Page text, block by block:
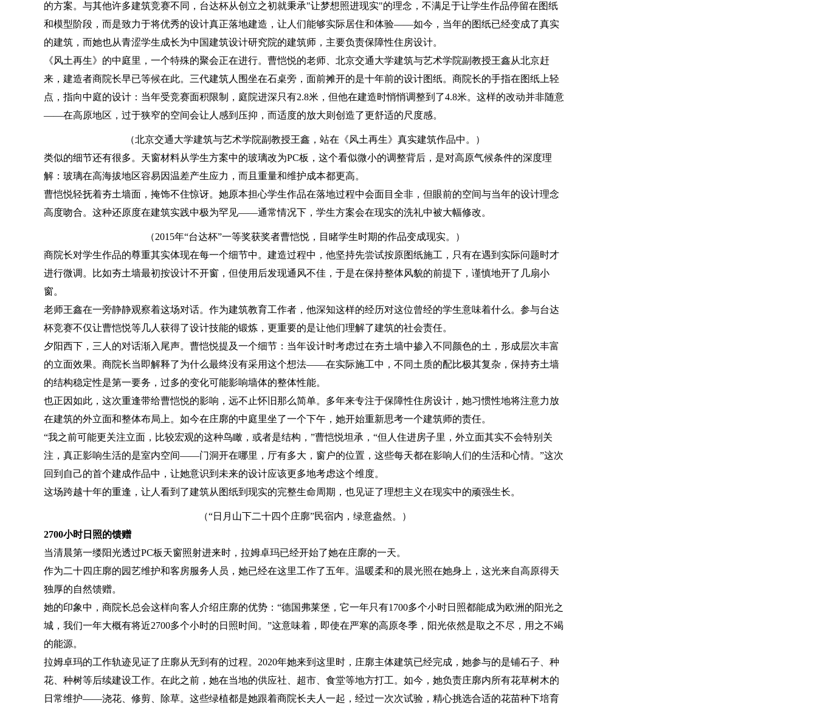
的方案。与其他许多建筑竞赛不同，台达杯从创立之初就秉承"让梦想照进现实"的理念，不满足于让学生作品停留在图纸
和模型阶段，而是致力于将优秀的设计真正落地建造，让人们能够实际居住和体验——如今，当年的图纸已经变成了真实
的建筑，而她也从青涩学生成长为中国建筑设计研究院的建筑师，主要负责保障性住房设计。
《风土再生》的中庭里，一个特殊的聚会正在进行。曹恺悦的老师、北京交通大学建筑与艺术学院副教授王鑫从北京赶
来，建造者商院长早已等候在此。三代建筑人围坐在石桌旁，面前摊开的是十年前的设计图纸。商院长的手指在图纸上轻
点，指向中庭的设计：当年受竞赛面积限制，庭院进深只有2.8米，但他在建造时悄悄调整到了4.8米。这样的改动并非随意
——在高原地区，过于狭窄的空间会让人感到压抑，而适度的放大则创造了更舒适的尺度感。
（北京交通大学建筑与艺术学院副教授王鑫，站在《风土再生》真实建筑作品中。）
类似的细节还有很多。天窗材料从学生方案中的玻璃改为PC板，这个看似微小的调整背后，是对高原气候条件的深度理
解：玻璃在高海拔地区容易因温差产生应力，而且重量和维护成本都更高。
曹恺悦轻抚着夯土墙面，掩饰不住惊讶。她原本担心学生作品在落地过程中会面目全非，但眼前的空间与当年的设计理念
高度吻合。这种还原度在建筑实践中极为罕见——通常情况下，学生方案会在现实的洗礼中被大幅修改。
（2015年“台达杯”一等奖获奖者曹恺悦，目睹学生时期的作品变成现实。）
商院长对学生作品的尊重其实体现在每一个细节中。建造过程中，他坚持先尝试按原图纸施工，只有在遇到实际问题时才
进行微调。比如夯土墙最初按设计不开窗，但使用后发现通风不佳，于是在保持整体风貌的前提下，谨慎地开了几扇小
窗。
老师王鑫在一旁静静观察着这场对话。作为建筑教育工作者，他深知这样的经历对这位曾经的学生意味着什么。参与台达
杯竞赛不仅让曹恺悦等几人获得了设计技能的锻炼，更重要的是让他们理解了建筑的社会责任。
夕阳西下，三人的对话渐入尾声。曹恺悦提及一个细节：当年设计时考虑过在夯土墙中掺入不同颜色的土，形成层次丰富
的立面效果。商院长当即解释了为什么最终没有采用这个想法——在实际施工中，不同土质的配比极其复杂，保持夯土墙
的结构稳定性是第一要务，过多的变化可能影响墙体的整体性能。
也正因如此，这次重逢带给曹恺悦的影响，远不止怀旧那么简单。多年来专注于保障性住房设计，她习惯性地将注意力放
在建筑的外立面和整体布局上。如今在庄廓的中庭里坐了一个下午，她开始重新思考一个建筑师的责任。
“我之前可能更关注立面，比较宏观的这种鸟瞰，或者是结构，”曹恺悦坦承，“但人住进房子里，外立面其实不会特别关
注，真正影响生活的是室内空间——门洞开在哪里，厅有多大，窗户的位置，这些每天都在影响人们的生活和心情。”这次
回到自己的首个建成作品中，让她意识到未来的设计应该更多地考虑这个维度。
这场跨越十年的重逢，让人看到了建筑从图纸到现实的完整生命周期，也见证了理想主义在现实中的顽强生长。
（“日月山下二十四个庄廓”民宿内，绿意盎然。）
2700小时日照的馈赠
当清晨第一缕阳光透过PC板天窗照射进来时，拉姆卓玛已经开始了她在庄廓的一天。
作为二十四庄廓的园艺维护和客房服务人员，她已经在这里工作了五年。温暖柔和的晨光照在她身上，这光来自高原得天
独厚的自然馈赠。
她的印象中，商院长总会这样向客人介绍庄廓的优势：“德国弗莱堡，它一年只有1700多个小时日照都能成为欧洲的阳光之
城，我们一年大概有将近2700多个小时的日照时间。”这意味着，即使在严寒的高原冬季，阳光依然是取之不尽，用之不竭
的能源。
拉姆卓玛的工作轨迹见证了庄廓从无到有的过程。2020年她来到这里时，庄廓主体建筑已经完成，她参与的是铺石子、种
花、种树等后续建设工作。在此之前，她在当地的供应社、超市、食堂等地方打工。如今，她负责庄廓内所有花草树木的
日常维护——浇花、修剪、除草。这些绿植都是她跟着商院长夫人一起，经过一次次试验，精心挑选合适的花苗种下培育